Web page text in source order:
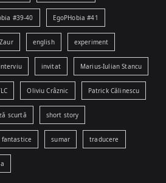
#39-40 EgoPHobia #41
english experiment
invitat Marius-Iulian Stancu
Oliviu Crâznic Patrick Călinescu
scurtă short story
fantastice sumar traducere